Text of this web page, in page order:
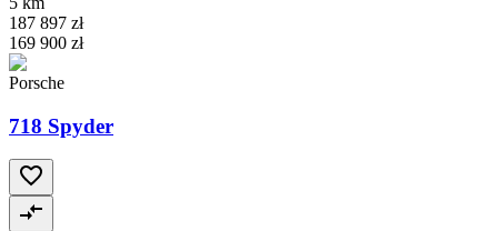
187 897 zł
169 900 zł
Porsche
718 Spyder